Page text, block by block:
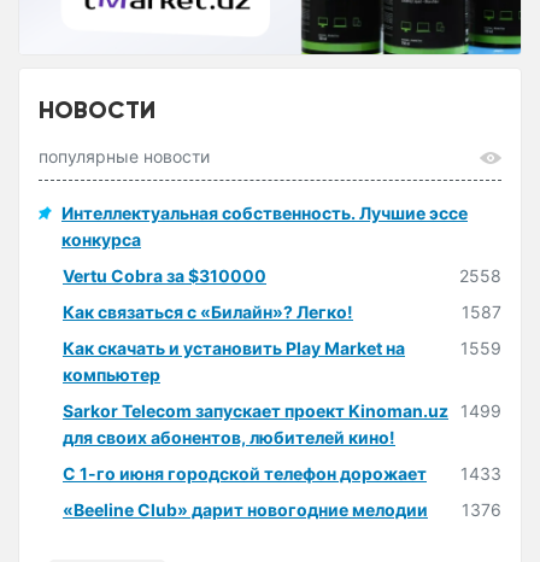
НОВОСТИ
популярные новости
Интеллектуальная собственность. Лучшие эссе
конкурса
Vertu Cobra за $310000
2558
Как связаться с «Билайн»? Легко!
1587
Как скачать и установить Play Market на
компьютер
1559
Sarkor Telecom запускает проект Kinoman.uz
для своих абонентов, любителей кино!
1499
С 1-го июня городской телефон дорожает
1433
«Beeline Club» дарит новогодние мелодии
1376